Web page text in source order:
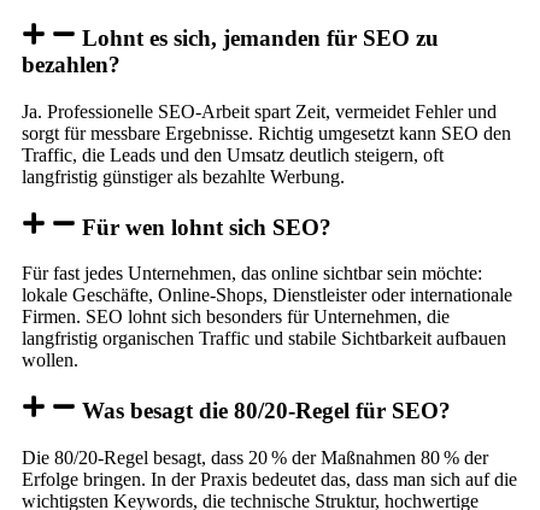
Lohnt es sich, jemanden für SEO zu
bezahlen?
Ja. Professionelle SEO-Arbeit spart Zeit, vermeidet Fehler und
sorgt für messbare Ergebnisse. Richtig umgesetzt kann SEO den
Traffic, die Leads und den Umsatz deutlich steigern, oft
langfristig günstiger als bezahlte Werbung.
Für wen lohnt sich SEO?
Für fast jedes Unternehmen, das online sichtbar sein möchte:
lokale Geschäfte, Online-Shops, Dienstleister oder internationale
Firmen. SEO lohnt sich besonders für Unternehmen, die
langfristig organischen Traffic und stabile Sichtbarkeit aufbauen
wollen.
Was besagt die 80/20-Regel für SEO?
Die 80/20-Regel besagt, dass 20 % der Maßnahmen 80 % der
Erfolge bringen. In der Praxis bedeutet das, dass man sich auf die
wichtigsten Keywords, die technische Struktur, hochwertige